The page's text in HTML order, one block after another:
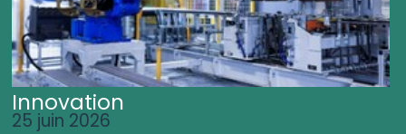
Innovation
25 juin 2026